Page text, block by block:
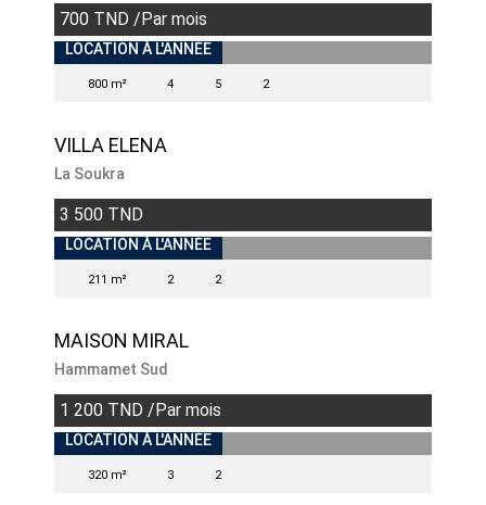
700 TND /Par mois
INDISPONIBLE
LOCATION À L'ANNÉE
800 m² 4 5 2
VILLA ELENA
La Soukra
3 500 TND
INDISPONIBLE
LOCATION À L'ANNÉE
211 m² 2 2
MAISON MIRAL
Hammamet Sud
1 200 TND /Par mois
INDISPONIBLE
LOCATION À L'ANNÉE
320 m² 3 2